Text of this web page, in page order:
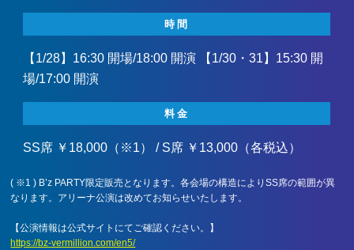
時間
【1/28】16:30 開場/18:00 開演 【1/30・31】15:30 開
場/17:00 開演
料金
SS席 ￥18,000（※1） / S席 ￥13,000（各税込）
( ※1 ) B’z PARTY限定販売となります。各会場の構造によりSS席の範囲が異
なります。アリーナ公演は改めてお知らせいたします。
【公演情報は公式サイトにてご確認ください。】
https://bz-vermillion.com/en5/